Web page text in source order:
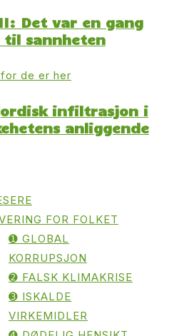
Det var en gang
til sannheten
infiltrasjon i
anliggende
FOR FOLKET
➊ GLOBAL
KORRUPSJON
➋ FALSK KLIMAKRISE
➌ ISKALDE
VIRKEMIDLER